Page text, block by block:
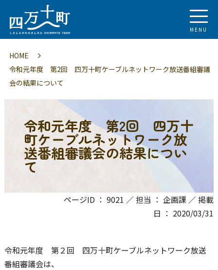
MENU
HOME
令和元年度 第2回 四万十町ケーブルネットワーク放送番組審議
会の結果について
令和元年度 第2回 四万十
町ケーブルネットワーク放
送番組審議会の結果につい
て
ページID ： 9021 ／ 担当 ： 企画課 ／ 掲載
日 ： 2020/03/31
令和元年度 第２回 四万十町ケーブルネットワーク放送
番組審議会は、